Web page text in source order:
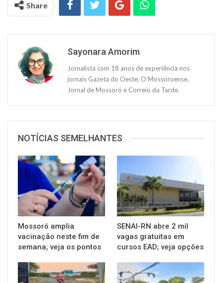
Share
Sayonara Amorim
Jornalista com 18 anos de experiência nos
jornais Gazeta do Oeste, O Mossoroense,
Jornal de Mossoró e Correio da Tarde.
NOTÍCIAS SEMELHANTES
Mossoró amplia
vacinação neste fim de
semana; veja os pontos
SENAI-RN abre 2 mil
vagas gratuitas em
cursos EAD; veja opções